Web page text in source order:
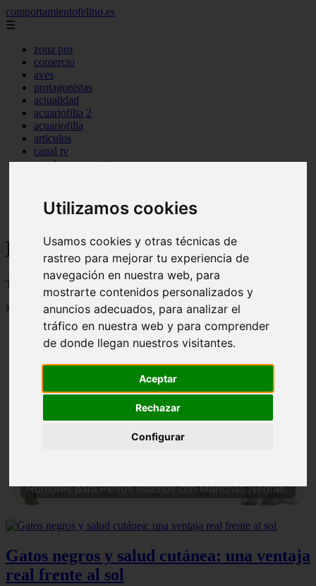
Utilizamos cookies
Usamos cookies y otras técnicas de
rastreo para mejorar tu experiencia de
navegación en nuestra web, para
mostrarte contenidos personalizados y
anuncios adecuados, para analizar el
tráfico en nuestra web y para comprender
de donde llegan nuestros visitantes.
Aceptar
Rechazar
Configurar
comportamientofelino.es
☰
zona pro
comercio
aves
protagonistas
actualidad
acuariofilia 2
acuariofilia
articulos
canal tv
nombres para gatos
uncategorized
zona pro
Blog sobre gatos
Todo sobre gatos, nombres de gatos y razas de gatos
Mostrando 1 - 24 de 2800 artículos
Nombres para Perros Machos con Manchas Negras
Gatos negros y salud cutánea: una ventaja
real frente al sol